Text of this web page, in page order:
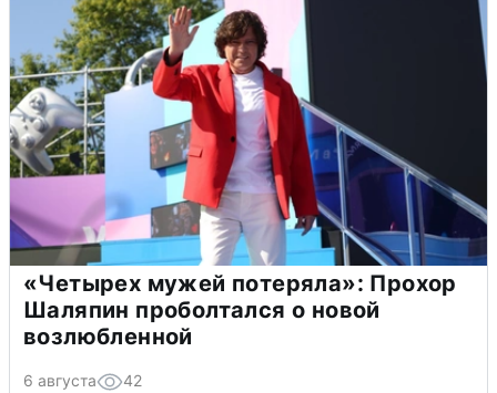
«Четырех мужей потеряла»: Прохор
Шаляпин проболтался о новой
возлюбленной
6 августа 42